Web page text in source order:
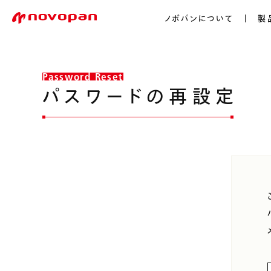
ノボパンについて 製
Password Reset
パ ス ワ ー ド の 再 設 定